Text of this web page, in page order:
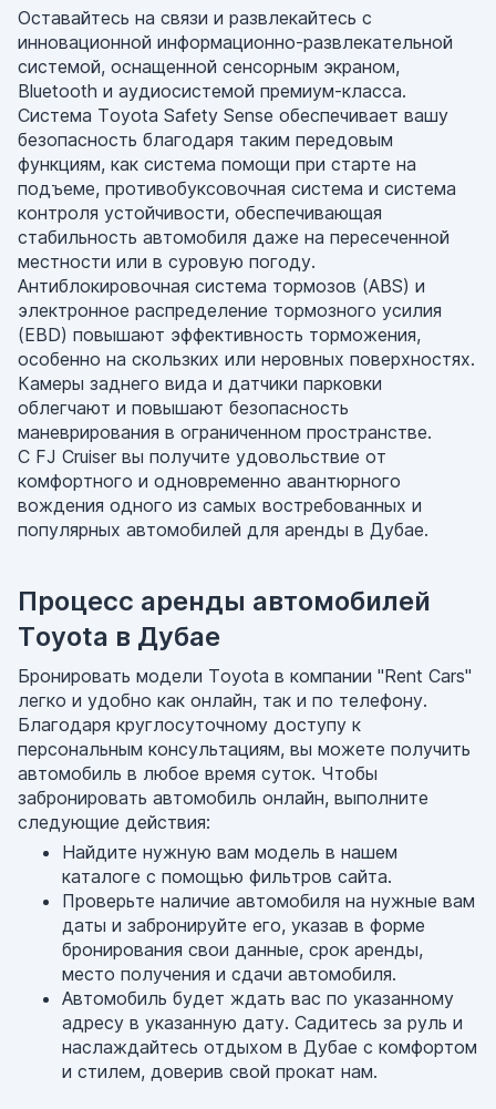
Оставайтесь на связи и развлекайтесь с
инновационной информационно-развлекательной
системой, оснащенной сенсорным экраном,
Bluetooth и аудиосистемой премиум-класса.
Система Toyota Safety Sense обеспечивает вашу
безопасность благодаря таким передовым
функциям, как система помощи при старте на
подъеме, противобуксовочная система и система
контроля устойчивости, обеспечивающая
стабильность автомобиля даже на пересеченной
местности или в суровую погоду.
Антиблокировочная система тормозов (ABS) и
электронное распределение тормозного усилия
(EBD) повышают эффективность торможения,
особенно на скользких или неровных поверхностях.
Камеры заднего вида и датчики парковки
облегчают и повышают безопасность
маневрирования в ограниченном пространстве.
С FJ Cruiser вы получите удовольствие от
комфортного и одновременно авантюрного
вождения одного из самых востребованных и
популярных автомобилей для аренды в Дубае.
Процесс аренды автомобилей
Toyota в Дубае
Бронировать модели Toyota в компании "Rent Cars"
легко и удобно как онлайн, так и по телефону.
Благодаря круглосуточному доступу к
персональным консультациям, вы можете получить
автомобиль в любое время суток. Чтобы
забронировать автомобиль онлайн, выполните
следующие действия:
Найдите нужную вам модель в нашем
каталоге с помощью фильтров сайта.
Проверьте наличие автомобиля на нужные вам
даты и забронируйте его, указав в форме
бронирования свои данные, срок аренды,
место получения и сдачи автомобиля.
Автомобиль будет ждать вас по указанному
адресу в указанную дату. Садитесь за руль и
наслаждайтесь отдыхом в Дубае с комфортом
и стилем, доверив свой прокат нам.